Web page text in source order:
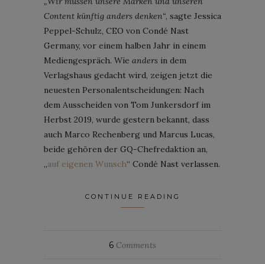
Content künftig anders denken“, sagte Jessica
Peppel-Schulz, CEO von Condé Nast
Germany, vor einem halben Jahr in einem
Mediengespräch. Wie anders in dem
Verlagshaus gedacht wird, zeigen jetzt die
neuesten Personalentscheidungen: Nach
dem Ausscheiden von Tom Junkersdorf im
Herbst 2019, wurde gestern bekannt, dass
auch Marco Rechenberg und Marcus Lucas,
beide gehören der GQ-Chefredaktion an,
„auf eigenen Wunsch“ Condé Nast verlassen.
CONTINUE READING
6 Comments